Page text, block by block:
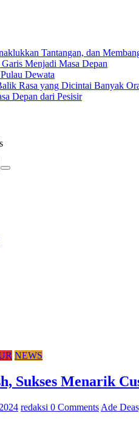
Tantangan, dan
Menjadi Masa Depan
Dewata
Rasa yang Dicintai Banyak
Depan dari Pesisir
NEWS
Sukses Menarik
redaksi 0 Comments Ade